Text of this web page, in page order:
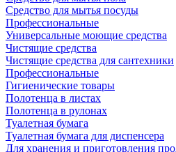
Средство для мытья посуды
Профессиональные
Универсальные моющие средства
Чистящие средства
Чистящие средства для сантехники
Профессиональные
Гигиенические товары
Полотенца в листах
Полотенца в рулонах
Туалетная бумага
Туалетная бумага для диспенсера
Для хранения и приготовления